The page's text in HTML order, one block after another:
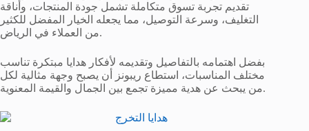
تقديم تجربة تسوق متكاملة تشمل جودة المنتجات، وأناقة
التغليف، وسرعة التوصيل، مما يجعله الخيار المفضل للكثير
من العملاء في الرياض.
بفضل اهتمامه بالتفاصيل وتقديمه لأفكار هدايا مبتكرة تناسب
مختلف المناسبات، استطاع ريبونز أن يصبح وجهة مثالية لكل
من يبحث عن هدية مميزة تجمع بين الجمال والقيمة المعنوية.